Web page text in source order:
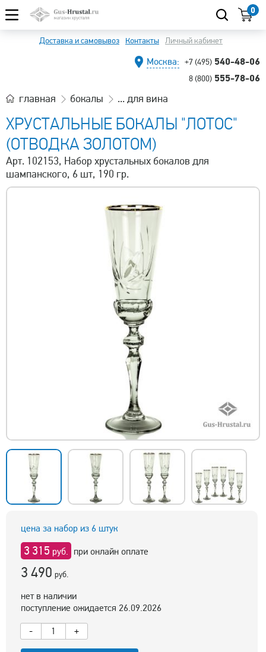
0
Доставка и самовывоз Контакты Личный кабинет
Москва: +7 (495) 540-48-06
8 (800) 555-78-06
главная бокалы ... для вина
ХРУСТАЛЬНЫЕ БОКАЛЫ "ЛОТОС"
(ОТВОДКА ЗОЛОТОМ)
Арт. 102153, Набор хрустальных бокалов для
шампанского, 6 шт, 190 гр.
цена за набор из 6 штук
3 315 руб. при онлайн оплате
3 490 руб.
нет в наличии
поступление ожидается 26.09.2026
-
+